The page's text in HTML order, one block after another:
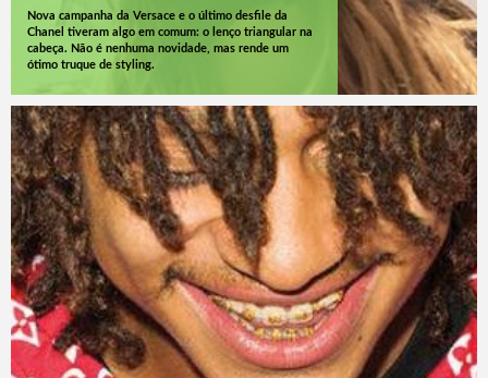
Nova campanha da Versace e o último desfile da
Chanel tiveram algo em comum: o lenço triangular na
cabeça. Não é nenhuma novidade, mas rende um
ótimo truque de styling.